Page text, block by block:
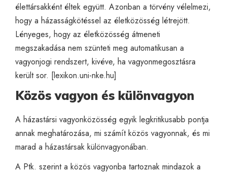
élettársakként éltek együtt. Azonban a törvény vélelmezi,
hogy a házasságkötéssel az életközösség létrejött.
Lényeges, hogy az életközösség átmeneti
megszakadása nem szünteti meg automatikusan a
vagyonjogi rendszert, kivéve, ha vagyonmegosztásra
került sor. [lexikon.uni-nke.hu]
Közös vagyon és különvagyon
A házastársi vagyonközösség egyik legkritikusabb pontja
annak meghatározása, mi számít közös vagyonnak, és mi
marad a házastársak különvagyonában.
A Ptk. szerint a közös vagyonba tartoznak mindazok a